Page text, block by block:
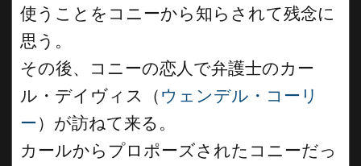
使うことをコニーから知らされて残念に
思う。
その後、コニーの恋人で弁護士のカー
ル・デイヴィス（ ウェンデル・コーリ
ー）が訪ねて来る。
カールからプロポーズされたコニーだっ